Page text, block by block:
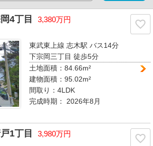
4丁目 3,380万円
東武東上線 志木駅バス14分
下宗岡三丁目 徒歩5分
土地面積：84.66m²
建物面積：95.02m²
間取り：4LDK
完成時期： 2026年8月
1丁目 3,980万円